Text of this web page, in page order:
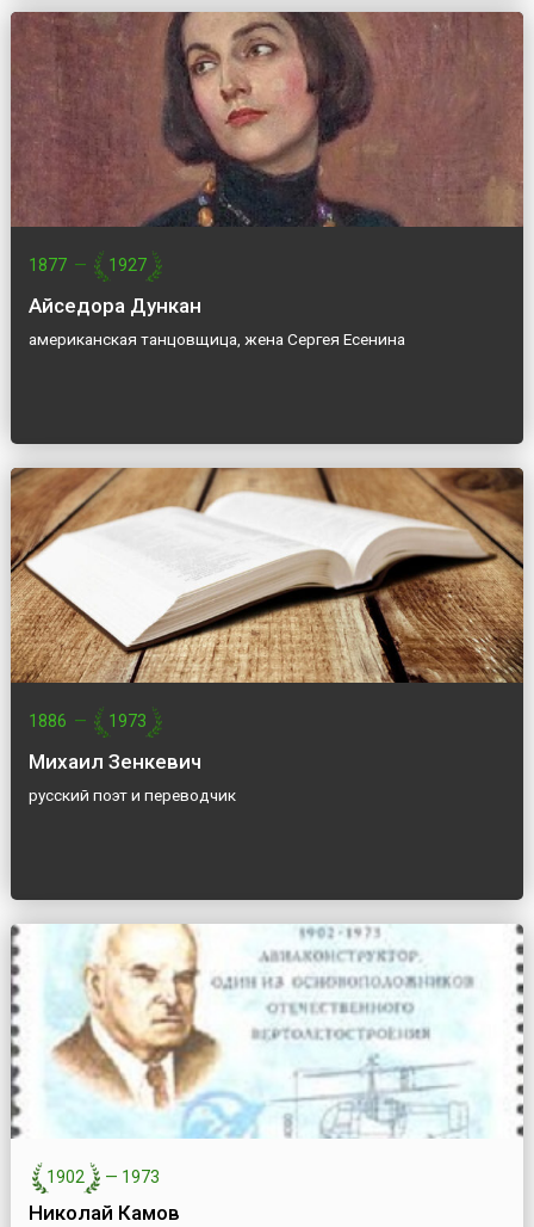
1877 — 1927
Айседора Дункан
американская танцовщица, жена Сергея Есенина
1886 — 1973
Михаил Зенкевич
русский поэт и переводчик
1902 — 1973
Николай Камов